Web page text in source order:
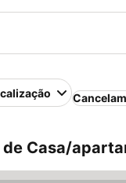
Casa/